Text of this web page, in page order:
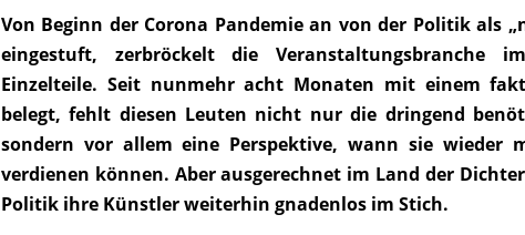
Von Beginn der Corona Pandemie an von der Politik als
eingestuft, zerbröckelt die Veranstaltungsbranche
Einzelteile. Seit nunmehr acht Monaten mit einem
belegt, fehlt diesen Leuten nicht nur die dringend
sondern vor allem eine Perspektive, wann sie wieder
verdienen können. Aber ausgerechnet im Land der
Politik ihre Künstler weiterhin gnadenlos im Stich.